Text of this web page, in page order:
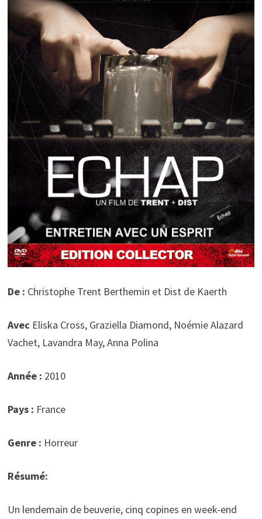
De : Christophe Trent Berthemin et Dist de Kaerth
Avec Eliska Cross, Graziella Diamond, Noémie Alazard
Vachet, Lavandra May, Anna Polina
Année : 2010
Pays : France
Genre : Horreur
Résumé:
Un lendemain de beuverie, cinq copines en week-end